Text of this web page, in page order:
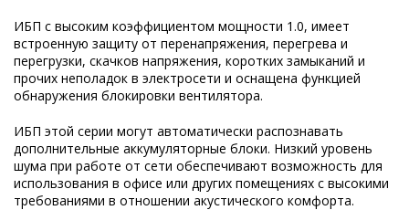
ИБП с высоким коэффициентом мощности 1.0, имеет
встроенную защиту от перенапряжения, перегрева и
перегрузки, скачков напряжения, коротких замыканий и
прочих неполадок в электросети и оснащена функцией
обнаружения блокировки вентилятора.
ИБП этой серии могут автоматически распознавать
дополнительные аккумуляторные блоки. Низкий уровень
шума при работе от сети обеспечивают возможность для
использования в офисе или других помещениях с высокими
требованиями в отношении акустического комфорта.